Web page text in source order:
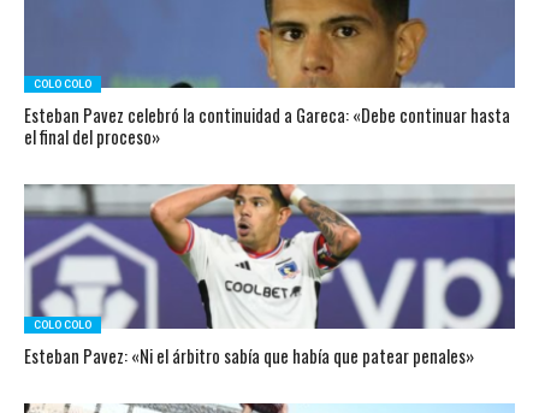
COLO COLO
Esteban Pavez celebró la continuidad a Gareca: «Debe continuar hasta
el final del proceso»
COLO COLO
Esteban Pavez: «Ni el árbitro sabía que había que patear penales»